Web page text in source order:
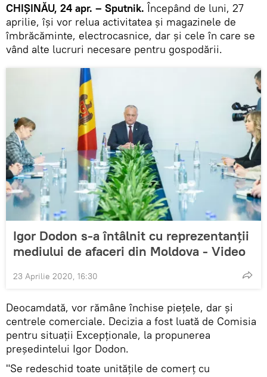
CHIȘINĂU, 24 apr. – Sputnik. Începând de luni, 27
aprilie, își vor relua activitatea și magazinele de
îmbrăcăminte, electrocasnice, dar și cele în care se
vând alte lucruri necesare pentru gospodării.
Igor Dodon s-a întâlnit cu reprezentanții
mediului de afaceri din Moldova - Video
23 Aprilie 2020, 16:30
Deocamdată, vor rămâne închise piețele, dar și
centrele comerciale. Decizia a fost luată de Comisia
pentru situații Excepționale, la propunerea
președintelui Igor Dodon.
"Se redeschid toate unitățile de comerț cu